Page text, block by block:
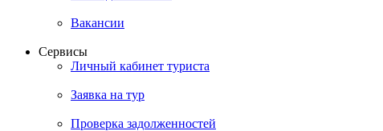
Вакансии
Сервисы
Личный кабинет туриста
Заявка на тур
Проверка задолженностей